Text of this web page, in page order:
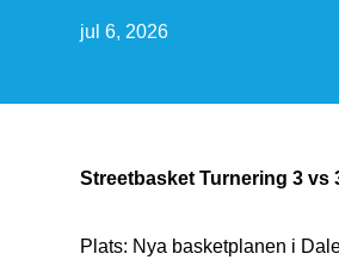
jul 6, 2026
Streetbasket Turnering 3 vs
Plats: Nya basketplanen i